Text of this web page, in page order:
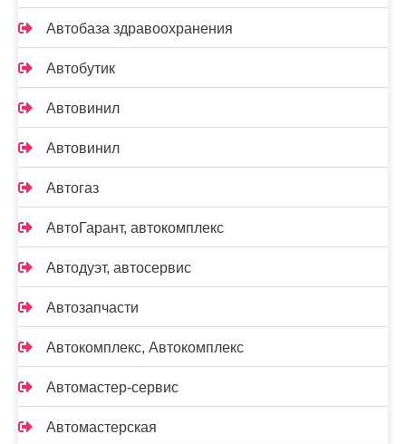
Автобаза здравоохранения
Автобутик
Автовинил
Автовинил
Автогаз
АвтоГарант, автокомплекс
Автодуэт, автосервис
Автозапчасти
Автокомплекс, Автокомплекс
Автомастер-сервис
Автомастерская